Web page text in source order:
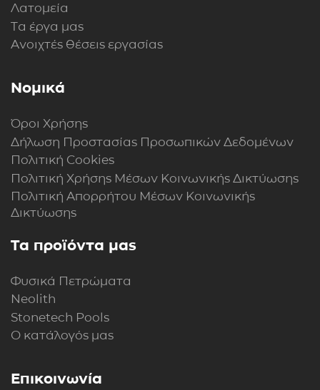
Λατομεία
Τα έργα μας
Ανοιχτές θέσεις εργασίας
Νομικά
Όροι Χρήσης
Δήλωση Προστασίας Προσωπικών Δεδομένων
Πολιτική Cookies
Πολιτική Xρήσης Mέσων Kοινωνικής Δικτύωσης
Πολιτική Απορρήτου Μέσων Κοινωνικής
Δικτύωσης
Τα προϊόντα μας
Φυσικά Πετρώματα
Neolith
Stonetech Pools
Ο κατάλογός μας
Επικοινωνία